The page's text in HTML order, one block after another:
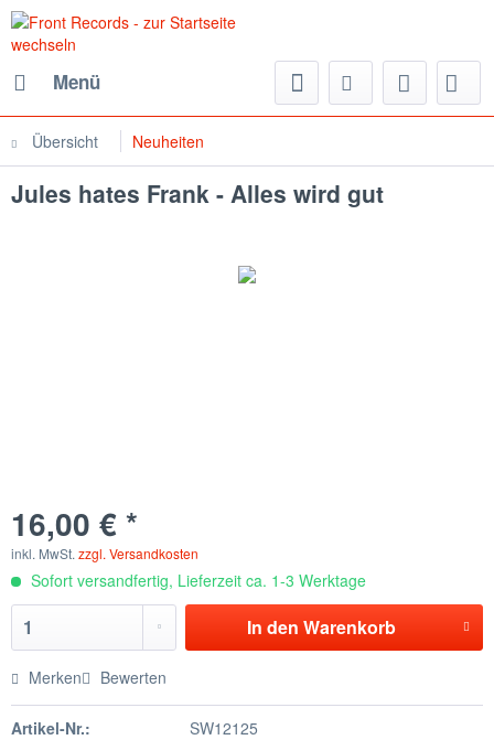
Menü
Übersicht Neuheiten
Jules hates Frank - Alles wird gut
16,00 € *
inkl. MwSt. zzgl. Versandkosten
Sofort versandfertig, Lieferzeit ca. 1-3 Werktage
In den Warenkorb
Merken Bewerten
Artikel-Nr.: SW12125